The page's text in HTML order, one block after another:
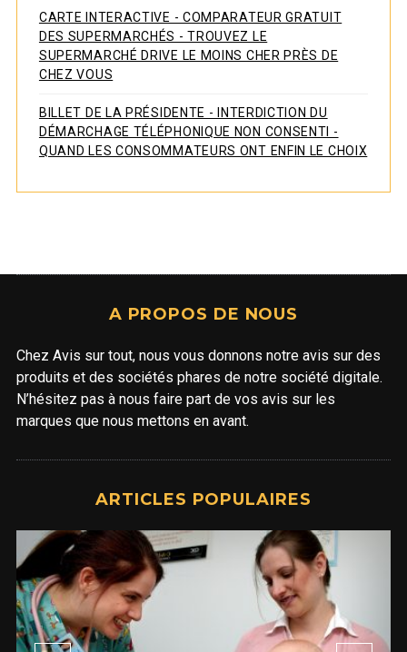
CARTE INTERACTIVE - COMPARATEUR GRATUIT
DES SUPERMARCHÉS - TROUVEZ LE
SUPERMARCHÉ DRIVE LE MOINS CHER PRÈS DE
CHEZ VOUS
BILLET DE LA PRÉSIDENTE - INTERDICTION DU
DÉMARCHAGE TÉLÉPHONIQUE NON CONSENTI -
QUAND LES CONSOMMATEURS ONT ENFIN LE CHOIX
A PROPOS DE NOUS
Chez Avis sur tout, nous vous donnons notre avis sur des
produits et des sociétés phares de notre société digitale.
N’hésitez pas à nous faire part de vos avis sur les
marques que nous mettons en avant.
ARTICLES POPULAIRES